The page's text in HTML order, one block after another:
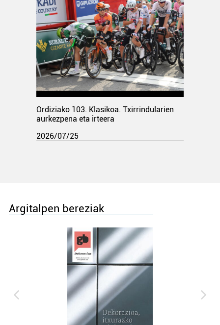
Ordiziako 103. Klasikoa. Txirrindularien
aurkezpena eta irteera
2026/07/25
Argitalpen bereziak